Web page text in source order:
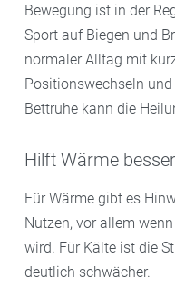
Bewegung ist in der
Sport auf Biegen und
normaler Alltag mit
Positionswechseln
Bettruhe kann die
Hilft Wärme
Für Wärme gibt es
Nutzen, vor allem
wird. Für Kälte ist die
deutlich schwächer.